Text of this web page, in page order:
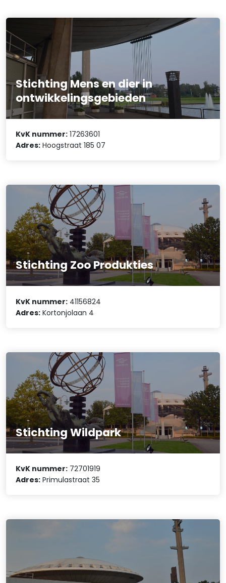
Stichting Mens en dier in
ontwikkelingsgebieden
KvK nummer: 17263601
Adres: Hoogstraat 185 07
Stichting Zoo Produkties
KvK nummer: 41156824
Adres: Kortonjolaan 4
Stichting Wildpark
KvK nummer: 72701919
Adres: Primulastraat 35